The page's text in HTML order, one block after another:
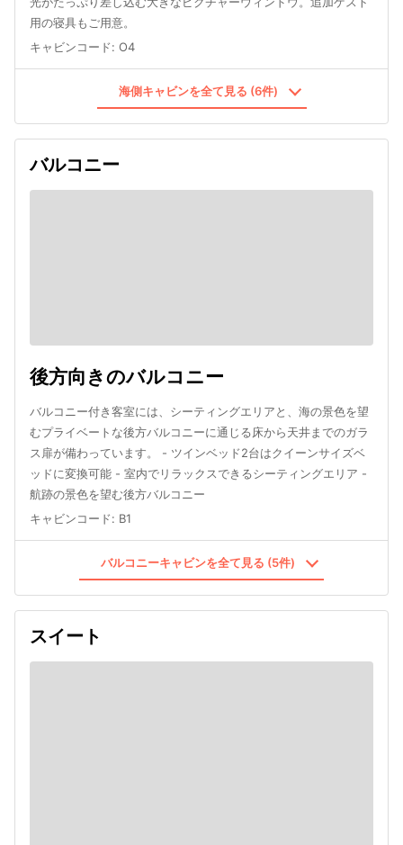
用の寝具もご用意。
キャビンコード: O4
海側キャビンを全て見る (6件)
バルコニー
後方向きのバルコニー
バルコニー付き客室には、シーティングエリアと、海の景色を望
むプライベートな後方バルコニーに通じる床から天井までのガラ
ス扉が備わっています。 - ツインベッド2台はクイーンサイズベ
ッドに変換可能 - 室内でリラックスできるシーティングエリア -
航跡の景色を望む後方バルコニー
キャビンコード: B1
バルコニーキャビンを全て見る (5件)
スイート